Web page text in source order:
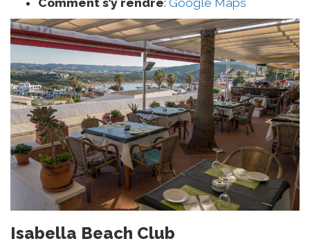
Comment s’y rendre: Google Maps
Isabella Beach Club